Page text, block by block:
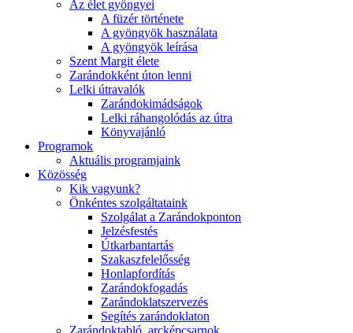
Az élet gyöngyei
A füzér története
A gyöngyök használata
A gyöngyök leírása
Szent Margit élete
Zarándokként úton lenni
Lelki útravalók
Zarándokimádságok
Lelki ráhangolódás az útra
Könyvajánló
Programok
Aktuális programjaink
Közösség
Kik vagyunk?
Önkéntes szolgáltataink
Szolgálat a Zarándokponton
Jelzésfestés
Útkarbantartás
Szakaszfelelősség
Honlapfordítás
Zarándokfogadás
Zarándoklatszervezés
Segítés zarándoklaton
Zarándoktabló, arcképcsarnok